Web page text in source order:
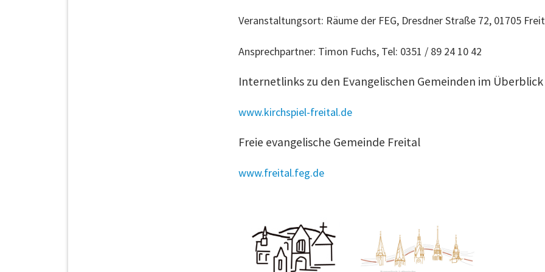
Veranstaltungsort: Räume der FEG, Dresdner Straße 72, 01705
Ansprechpartner: Timon Fuchs, Tel: 0351 / 89 24 10 42
Internetlinks zu den Evangelischen Gemeinden im Überblick
www.kirchspiel-freital.de
Freie evangelische Gemeinde Freital
www.freital.feg.de